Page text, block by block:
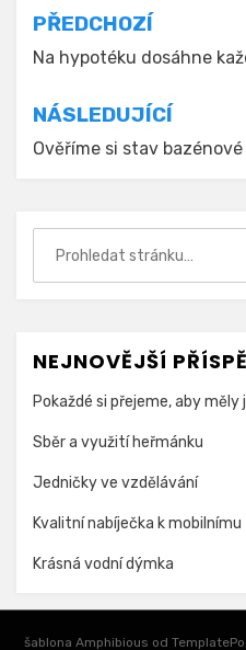
Navigace
pro
příspěvek
PŘEDCHOZÍ
Na hypotéku dosáhne
NÁSLEDUJÍCÍ
Ověříme si stav
NEJNOVĚJŠÍ
Pokaždé si přejeme, aby
Sběr a využití heřmánku
Jedničky ve vzdělávání
Kvalitní nabíječka k
Krásná vodní dýmka
šablona Amphibious od